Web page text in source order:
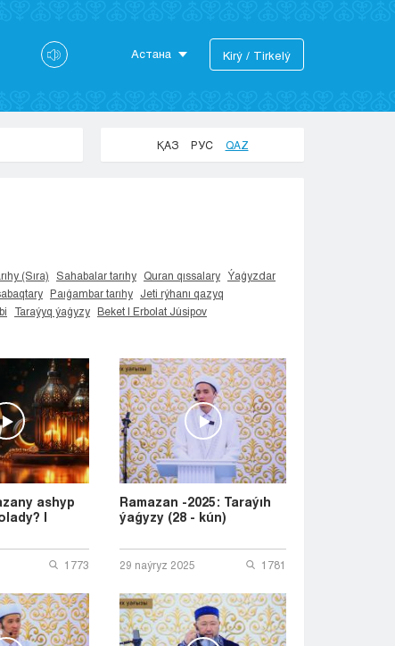
Астана
Aktobe
Kostanaı
Kyzylorda
Pavlodar
Semeı
Taldykorgan
Taraz
Týrkestan
Ýralsk
Ýst-Kamenogorsk
Shymkent
Kіrý / Tіrkelý
ҚАЗ РУС QAZ
(Sıra) Sahabalar tarıhy Quran qıssalary
Ýaǵyzdar
Paıǵambar tarıhy
Jeti rýhanı qazyq
Taraýyq ýaǵyzy Beket | Erbolat Júsipov
ashyp
|
1773
Ramazan -2025: Taraýıh
ýaǵyzy (28 - kún)
29 naýryz 2025 1781